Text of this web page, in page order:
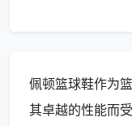
佩顿篮球鞋作为
其卓越的性能而